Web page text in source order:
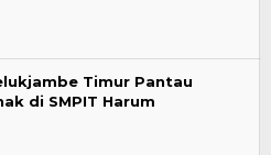
Timur Pantau
di SMPIT Harum